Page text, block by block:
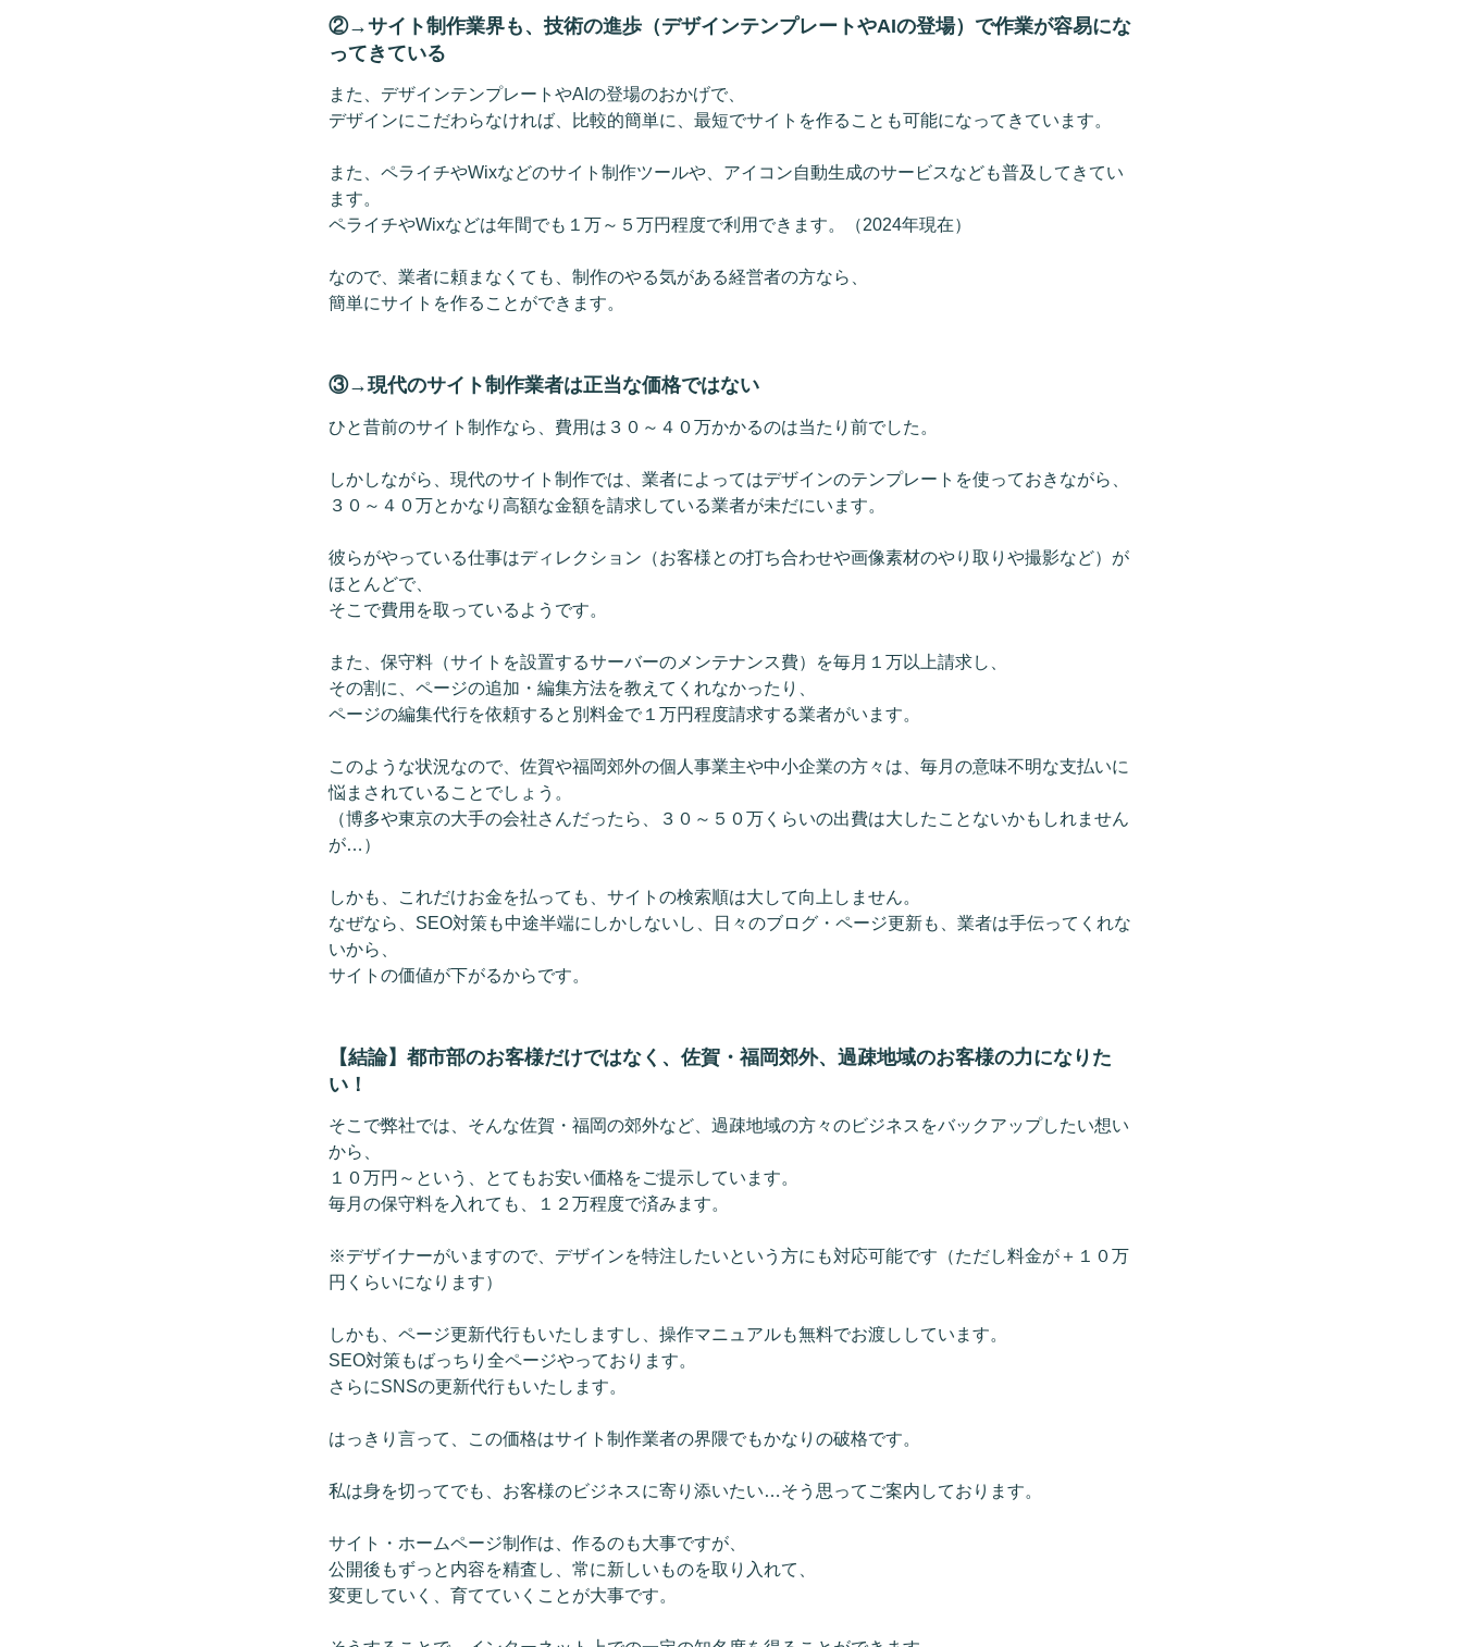
②→サイト制作業界も、技術の進歩（デザインテンプレートやAIの登場）で作業が容易にな
ってきている
また、デザインテンプレートやAIの登場のおかげで、
デザインにこだわらなければ、比較的簡単に、最短でサイトを作ることも可能になってきています。
また、ペライチやWixなどのサイト制作ツールや、アイコン自動生成のサービスなども普及してきてい
ます。
ペライチやWixなどは年間でも１万～５万円程度で利用できます。（2024年現在）
なので、業者に頼まなくても、制作のやる気がある経営者の方なら、
簡単にサイトを作ることができます。
③→現代のサイト制作業者は正当な価格ではない
ひと昔前のサイト制作なら、費用は３０～４０万かかるのは当たり前でした。
しかしながら、現代のサイト制作では、業者によってはデザインのテンプレートを使っておきながら、
３０～４０万とかなり高額な金額を請求している業者が未だにいます。
彼らがやっている仕事はディレクション（お客様との打ち合わせや画像素材のやり取りや撮影など）が
ほとんどで、
そこで費用を取っているようです。
また、保守料（サイトを設置するサーバーのメンテナンス費）を毎月１万以上請求し、
その割に、ページの追加・編集方法を教えてくれなかったり、
ページの編集代行を依頼すると別料金で１万円程度請求する業者がいます。
このような状況なので、佐賀や福岡郊外の個人事業主や中小企業の方々は、毎月の意味不明な支払いに
悩まされていることでしょう。
（博多や東京の大手の会社さんだったら、３０～５０万くらいの出費は大したことないかもしれません
が…）
しかも、これだけお金を払っても、サイトの検索順は大して向上しません。
なぜなら、SEO対策も中途半端にしかしないし、日々のブログ・ページ更新も、業者は手伝ってくれな
いから、
サイトの価値が下がるからです。
【結論】都市部のお客様だけではなく、佐賀・福岡郊外、過疎地域のお客様の力になりた
い！
そこで弊社では、そんな佐賀・福岡の郊外など、過疎地域の方々のビジネスをバックアップしたい想い
から、
１０万円～という、とてもお安い価格をご提示しています。
毎月の保守料を入れても、１２万程度で済みます。
※デザイナーがいますので、デザインを特注したいという方にも対応可能です（ただし料金が＋１０万
円くらいになります）
しかも、ページ更新代行もいたしますし、操作マニュアルも無料でお渡ししています。
SEO対策もばっちり全ページやっております。
さらにSNSの更新代行もいたします。
はっきり言って、この価格はサイト制作業者の界隈でもかなりの破格です。
私は身を切ってでも、お客様のビジネスに寄り添いたい…そう思ってご案内しております。
サイト・ホームページ制作は、作るのも大事ですが、
公開後もずっと内容を精査し、常に新しいものを取り入れて、
変更していく、育てていくことが大事です。